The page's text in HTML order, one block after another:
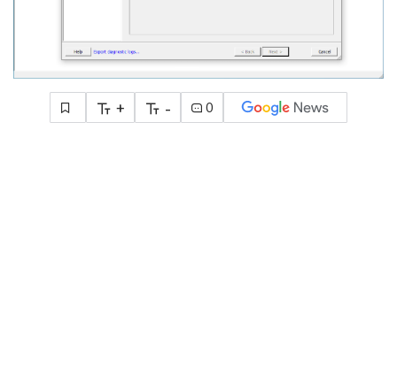
+ - 0